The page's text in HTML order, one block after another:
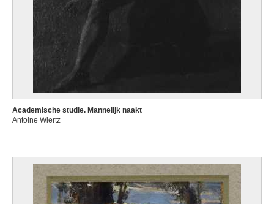
Academische studie. Mannelijk naakt
Antoine Wiertz